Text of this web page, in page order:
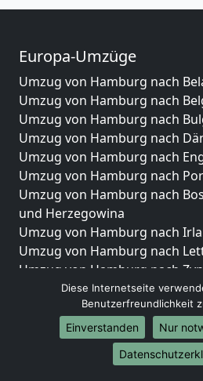
Europa-Umzüge
Umzug von Hamburg nach
Umzug von Hamburg nach
Umzug von Hamburg nach
Umzug von Hamburg nach
Umzug von Hamburg nach
Umzug von Hamburg nach
Umzug von Hamburg nach
und Herzegowina
Umzug von Hamburg nach
Umzug von Hamburg nach
Umzug von Hamburg nach
Umzug von Hamburg nach
Umzug von Hamburg nach
Umzug von Hamburg nach
Umzug von Hamburg nach
Umzug von Hamburg nach
Diese Internetseite
Benutzerfreundlichkeit
Einverstanden
Nur